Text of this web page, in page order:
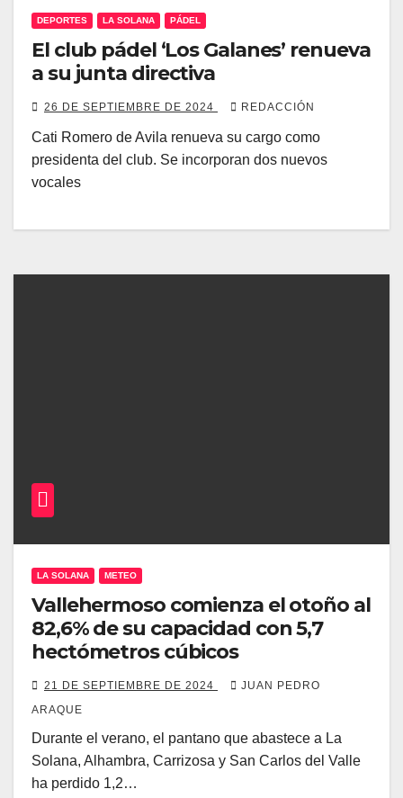
DEPORTES LA SOLANA PÁDEL
El club pádel ‘Los Galanes’ renueva
a su junta directiva
26 DE SEPTIEMBRE DE 2024 REDACCIÓN
Cati Romero de Avila renueva su cargo como
presidenta del club. Se incorporan dos nuevos
vocales
LA SOLANA METEO
Vallehermoso comienza el otoño al
82,6% de su capacidad con 5,7
hectómetros cúbicos
21 DE SEPTIEMBRE DE 2024
JUAN PEDRO
ARAQUE
Durante el verano, el pantano que abastece a La
Solana, Alhambra, Carrizosa y San Carlos del Valle
ha perdido 1,2…